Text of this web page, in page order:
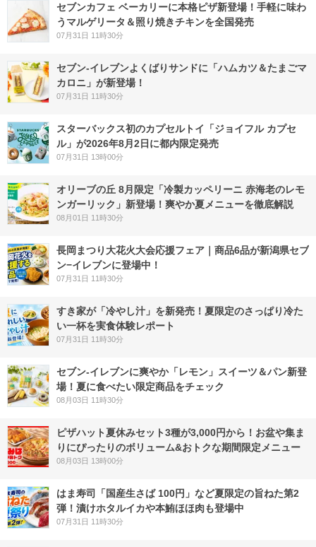
セブンカフェ ベーカリーに本格ピザ新登場！手軽に味わ
うマルゲリータ＆照り焼きチキンを全国発売
07月31日 11時30分
セブン‐イレブンよくばりサンドに「ハムカツ＆たまごマ
カロニ」が新登場！
07月31日 11時30分
スターバックス初のカプセルトイ「ジョイフル カプセ
ル」が2026年8月2日に都内限定発売
07月31日 13時00分
オリーブの丘 8月限定「冷製カッペリーニ 赤海老のレモ
ンガーリック」新登場！爽やか夏メニューを徹底解説
08月01日 11時30分
長岡まつり大花火大会応援フェア｜商品6品が新潟県セブ
ン−イレブンに登場中！
07月31日 11時30分
すき家が「冷やし汁」を新発売！夏限定のさっぱり冷た
い一杯を実食体験レポート
07月31日 11時30分
セブン‐イレブンに爽やか「レモン」スイーツ＆パン新登
場！夏に食べたい限定商品をチェック
08月03日 11時30分
ピザハット夏休みセット3種が3,000円から！お盆や集ま
りにぴったりのボリューム&おトクな期間限定メニュー
08月03日 13時00分
はま寿司「国産生さば 100円」など夏限定の旨ねた第2
弾！漬けホタルイカや本鮪ほほ肉も登場中
07月31日 11時30分